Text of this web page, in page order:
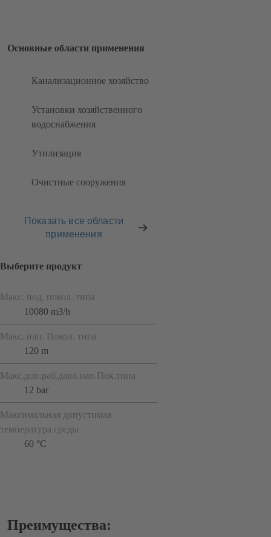
Основные области применения
Канализационное хозяйство
Установки хозяйственного
водоснабжения
Утилизация
Очистные сооружения
Показать все области
применения
Выберите продукт
Макс. под. покол. типа
10080 m3/h
Макс. нап. Покол. типа
120 m
Макс.доп.раб.давл.нап.Пок.типа
12 bar
Максимальная допустимая
температура среды
60 °C
Преимущества: